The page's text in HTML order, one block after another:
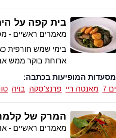
בית קפה על
מאמרים ראשיים -
בימי שמש חורפית
ארוחת בוקר ממש
מסעדות המופיעות בכתבה:
ים 7
מאנטה ריי פרנצ'סקה בויה
המרק של
מאמרים ראשיים -